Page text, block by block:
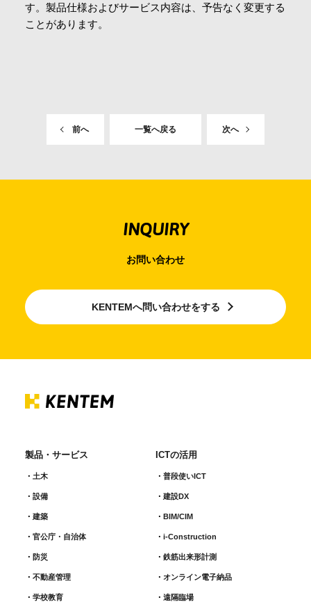
す。製品仕様およびサービス内容は、予告なく変更する
ことがあります。
前へ 一覧へ戻る 次へ
INQUIRY
お問い合わせ
KENTEMへ問い合わせをする
製品・サービス
土木
設備
建築
官公庁・自治体
防災
不動産管理
学校教育
ICTの活用
普段使いICT
建設DX
BIM/CIM
i-Construction
鉄筋出来形計測​
オンライン電子納品
遠隔臨場